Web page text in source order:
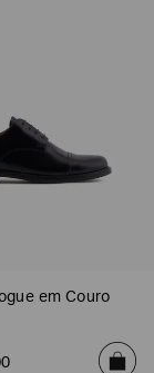
em Couro